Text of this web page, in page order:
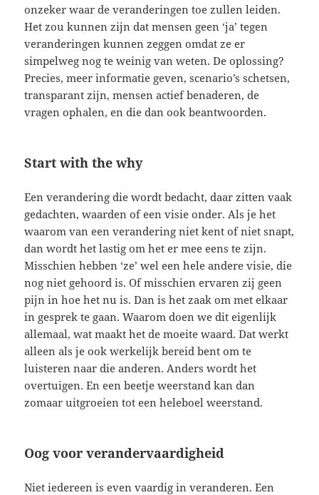
onzeker waar de veranderingen toe zullen leiden.
Het zou kunnen zijn dat mensen geen ‘ja’ tegen
veranderingen kunnen zeggen omdat ze er
simpelweg nog te weinig van weten. De oplossing?
Precies, meer informatie geven, scenario’s schetsen,
transparant zijn, mensen actief benaderen, de
vragen ophalen, en die dan ook beantwoorden.
Start with the why
Een verandering die wordt bedacht, daar zitten vaak
gedachten, waarden of een visie onder. Als je het
waarom van een verandering niet kent of niet snapt,
dan wordt het lastig om het er mee eens te zijn.
Misschien hebben ‘ze’ wel een hele andere visie, die
nog niet gehoord is. Of misschien ervaren zij geen
pijn in hoe het nu is. Dan is het zaak om met elkaar
in gesprek te gaan. Waarom doen we dit eigenlijk
allemaal, wat maakt het de moeite waard. Dat werkt
alleen als je ook werkelijk bereid bent om te
luisteren naar die anderen. Anders wordt het
overtuigen. En een beetje weerstand kan dan
zomaar uitgroeien tot een heleboel weerstand.
Oog voor verandervaardigheid
Niet iedereen is even vaardig in veranderen. Een